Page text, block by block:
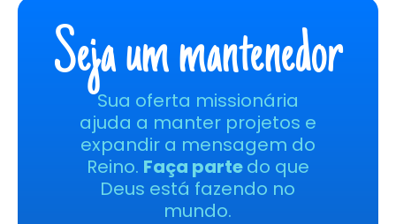
Seja um mantenedor
Sua oferta missionária
ajuda a manter projetos e
expandir a mensagem do
Reino. Faça partedo que
Deus está fazendo no
mundo.